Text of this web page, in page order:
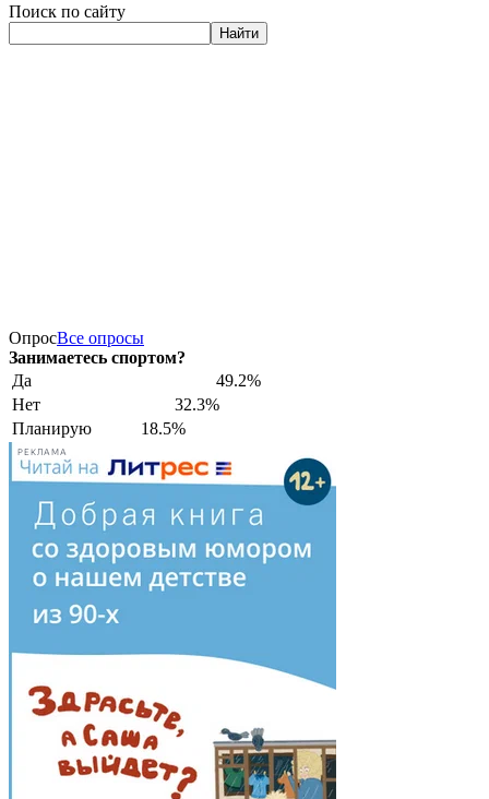
Поиск по сайту
Найти
ОпросВсе опросы
Занимаетесь спортом?
Да
49.2%
Нет
32.3%
Планирую
18.5%
РЕКЛАМА